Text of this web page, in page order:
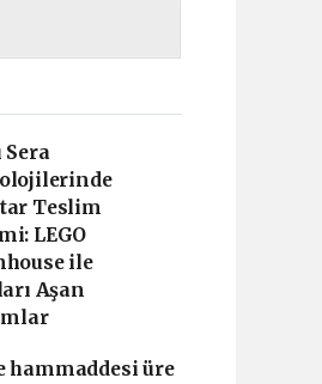
Sera
Teslim
LEGO
ile
Aşan
hammaddesi üre